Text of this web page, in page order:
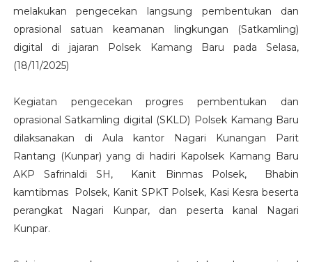
melakukan pengecekan langsung pembentukan dan
oprasional satuan keamanan lingkungan (Satkamling)
digital di jajaran Polsek Kamang Baru pada Selasa,
(18/11/2025)
Kegiatan pengecekan progres pembentukan dan
oprasional Satkamling digital (SKLD) Polsek Kamang Baru
dilaksanakan di Aula kantor Nagari Kunangan Parit
Rantang (Kunpar) yang di hadiri Kapolsek Kamang Baru
AKP Safrinaldi SH, Kanit Binmas Polsek, Bhabin
kamtibmas Polsek, Kanit SPKT Polsek, Kasi Kesra beserta
perangkat Nagari Kunpar, dan peserta kanal Nagari
Kunpar.